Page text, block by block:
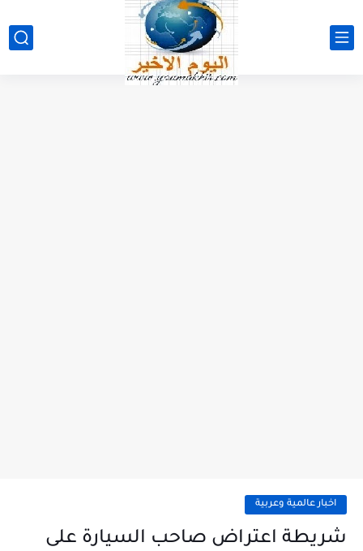
اخبار عالمية وعربية
شريطة اعتراض صاحب السيارة على